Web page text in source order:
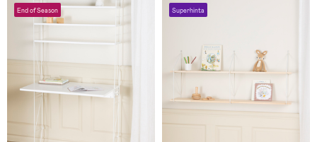
End of Season Superhinta